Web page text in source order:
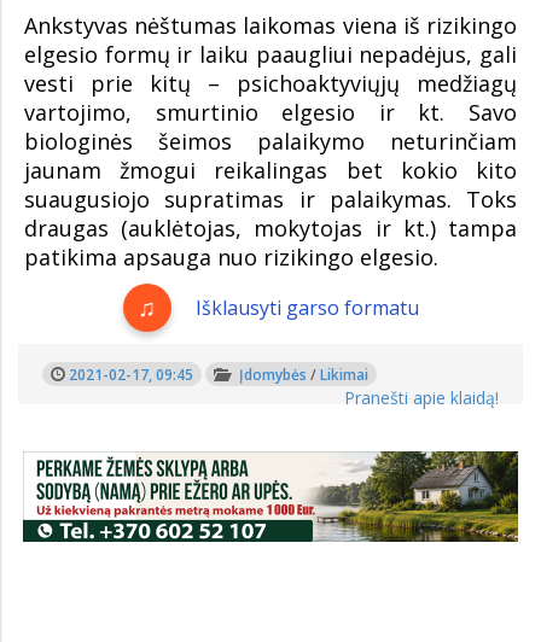
Ankstyvas nėštumas laikomas viena iš rizikingo
elgesio formų ir laiku paaugliui nepadėjus, gali
vesti prie kitų – psichoaktyviųjų medžiagų
vartojimo, smurtinio elgesio ir kt. Savo
biologinės šeimos palaikymo neturinčiam
jaunam žmogui reikalingas bet kokio kito
suaugusiojo supratimas ir palaikymas. Toks
draugas (auklėtojas, mokytojas ir kt.) tampa
patikima apsauga nuo rizikingo elgesio.
Išklausyti garso formatu
2021-02-17, 09:45 Įdomybės /Likimai
Pranešti apie klaidą!